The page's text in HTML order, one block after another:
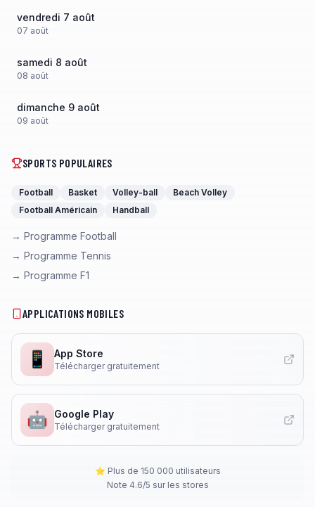
vendredi 7 août
07 août
samedi 8 août
08 août
dimanche 9 août
09 août
SPORTS POPULAIRES
Football Basket Volley-ball
Beach Volley
Football Américain
Handball
→ Programme Football
→ Programme Tennis
→ Programme F1
APPLICATIONS MOBILES
📱 App Store
Télécharger gratuitement
🤖 Google Play
Télécharger gratuitement
⭐ Plus de 150 000 utilisateurs
Note 4.6/5 sur les stores